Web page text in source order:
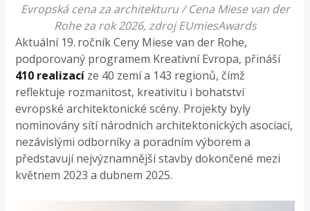
Evropská cena za architekturu / Cena Miese van der
Rohe za rok 2026, zdroj EUmiesAwards
Aktuální 19. ročník Ceny Miese van der Rohe,
podporovaný programem Kreativní Evropa, přináší
410 realizací ze 40 zemí a 143 regionů, čímž
reflektuje rozmanitost, kreativitu i bohatství
evropské architektonické scény. Projekty byly
nominovány sítí národních architektonických asociací,
nezávislými odborníky a poradním výborem a
představují nejvýznamnější stavby dokončené mezi
květnem 2023 a dubnem 2025.